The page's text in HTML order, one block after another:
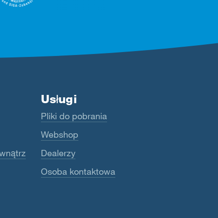
Usługi
Pliki do pobrania
Webshop
Dealerzy
Osoba kontaktowa